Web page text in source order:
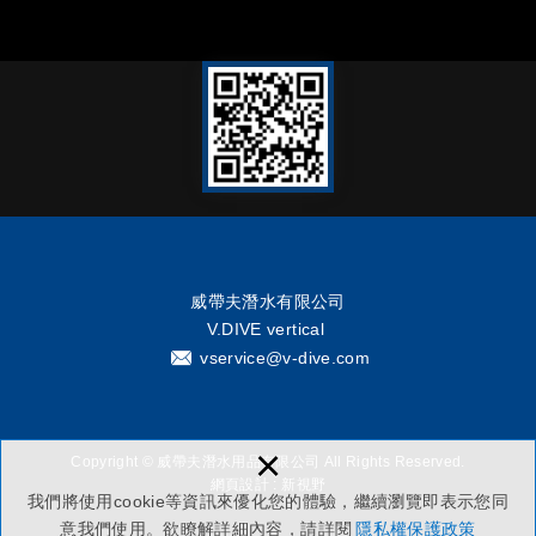
我們將使用cookie等資訊來優化您的體驗，繼續瀏覽即表示您同
意我們使用。欲瞭解詳細內容，請詳閱 隱私權保護政策
×
威帶夫潛水有限公司
V.DIVE vertical
vservice@v-dive.com
Copyright © 威帶夫潛水用品有限公司 All Rights Reserved.
: 新視野